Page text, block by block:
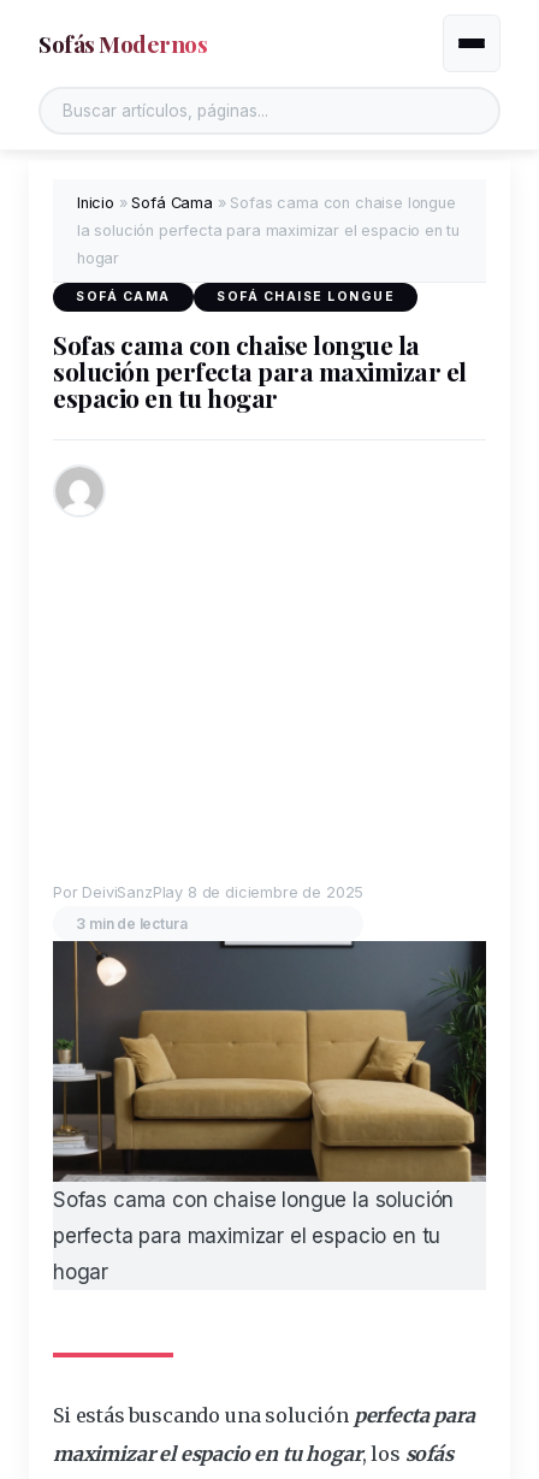
Sofás Modernos
Buscar en el sitio
Alternar
Inicio »Sofá Cama » Sofas cama con chaise longue
la solución perfecta para maximizar el espacio en tu
hogar
SOFÁ CAMA SOFÁ CHAISE LONGUE
Sofas cama con chaise longue la
solución perfecta para maximizar el
espacio en tu hogar
Por DeiviSanzPlay 8 de diciembre de 2025
3 min de lectura
Sofas cama con chaise longue la solución
perfecta para maximizar el espacio en tu
hogar
Si estás buscando una solución perfectapara
maximizarelespacioen tuhogar, los sofás